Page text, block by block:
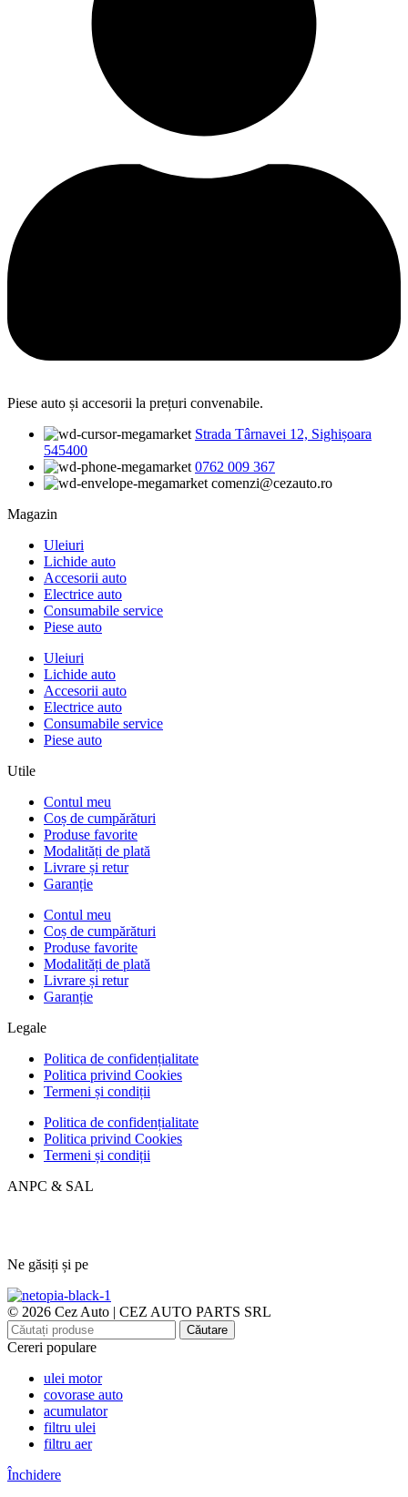
Piese auto și accesorii la prețuri convenabile.
Strada Târnavei 12, Sighișoara
545400
0762 009 367
comenzi@cezauto.ro
Magazin
Uleiuri
Lichide auto
Accesorii auto
Electrice auto
Consumabile service
Piese auto
Uleiuri
Lichide auto
Accesorii auto
Electrice auto
Consumabile service
Piese auto
Utile
Contul meu
Coș de cumpărături
Produse favorite
Modalități de plată
Livrare și retur
Garanție
Contul meu
Coș de cumpărături
Produse favorite
Modalități de plată
Livrare și retur
Garanție
Legale
Politica de confidențialitate
Politica privind Cookies
Termeni și condiții
Politica de confidențialitate
Politica privind Cookies
Termeni și condiții
ANPC & SAL
Ne găsiți și pe
© 2026 Cez Auto | CEZ AUTO PARTS SRL
Căutare
Cereri populare
ulei motor
covorase auto
acumulator
filtru ulei
filtru aer
Închidere